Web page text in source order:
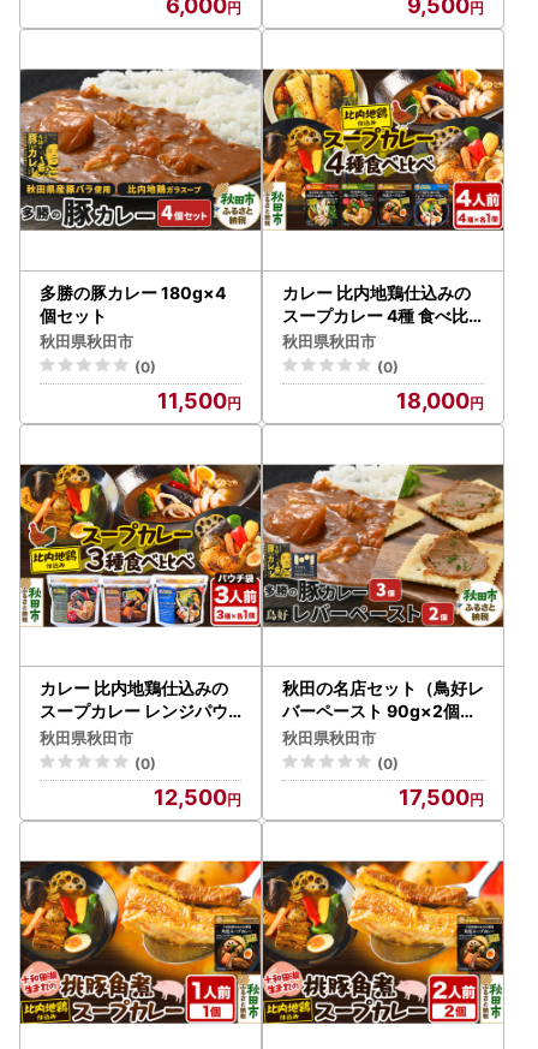
多勝の豚カレー 180g×4
個セット
秋田県秋田市
(0)
11,500
カレー 比内地鶏仕込みの
スープカレー 4種 食べ比
べセット （きりたんぽ ・
鶏レッグ ・ 角煮 ・ シーフ
ード × 各1食分）
秋田県秋田市
(0)
18,000
カレー 比内地鶏仕込みの
スープカレー レンジパウ
チ 3種 食べ比べセット （
鶏レッグ ・ 角煮 ・ シーフ
ード × 各1食分）
秋田県秋田市
(0)
12,500
秋田の名店セット（鳥好レ
バーペースト 90g×2個・
多勝の豚カレー 180g×3
個）
秋田県秋田市
(0)
17,500